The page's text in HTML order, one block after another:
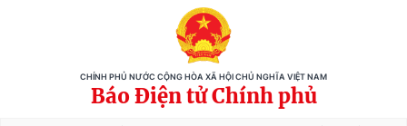
CHÍNH PHỦ NƯỚC CỘNG HÒA XÃ HỘI CHỦ NGHĨA VIỆT NAM
Báo Điện tử Chính phủ